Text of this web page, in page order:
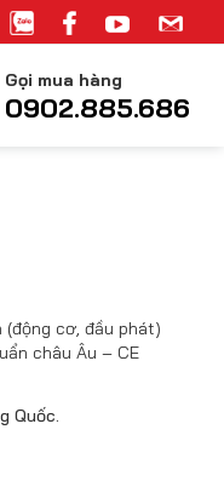
Gọi mua hàng
0902.885.686
(động cơ, đầu phát)
châu Âu – CE
Quốc.